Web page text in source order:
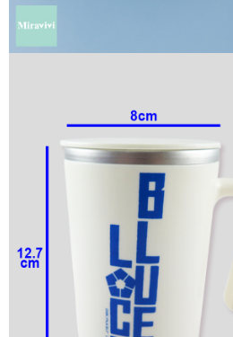
時審查核予不同之上限額度；若仍有額度不
請求用戶進行身份認證。
恩沛科技股份有限公司將有權停止該用戶之